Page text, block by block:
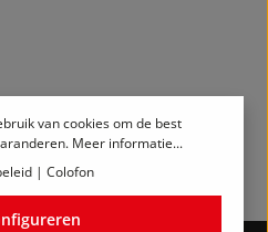
van cookies om de best
Meer informatie...
| Colofon